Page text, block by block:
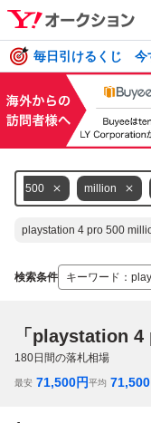
毎日引けるくじ 今
500 million
playstation 4 pro 500
検索条件 キーワード ：
180日間の落札相場
最安 71,500円平均 71,500